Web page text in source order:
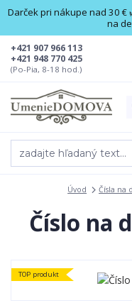
Darček pri nákupe nad 30 €
na
+421 948 770 425
+421 907 966 113
(Po-Pia, 8-18 hod.)
Úvod Čísla na
Číslo na
TOP produkt